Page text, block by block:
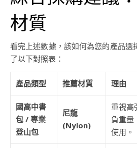
材質
看完上述數據，該如何為您的產品選
了以下對照表：
產品類型 推薦材質 理由
國高中書
包 / 專業
登山包
尼龍
(Nylon)
重視高
負重量
使用。